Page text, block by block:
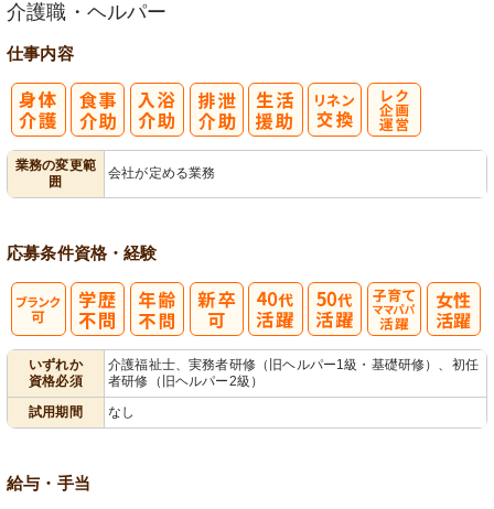
介護職・ヘルパー
仕事内容
業務の変更範
囲
会社が定める業務
応募条件資格・経験
いずれか
資格必須
介護福祉士、実務者研修（旧ヘルパー1級・基礎研修）、初任
者研修（旧ヘルパー2級）
試用期間
なし
給与・手当